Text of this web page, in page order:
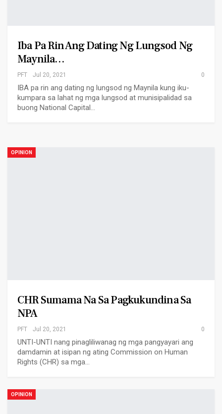
Iba Pa Rin Ang Dating Ng Lungsod Ng
Maynila…
PFT Jul 20, 2021 0
IBA pa rin ang dating ng lungsod ng Maynila kung iku-
kumpara sa lahat ng mga lungsod at munisipalidad sa
buong National Capital…
OPINION
CHR Sumama Na Sa Pagkukundina Sa
NPA
PFT Jul 20, 2021 0
UNTI-UNTI nang pinagliliwanag ng mga pangyayari ang
damdamin at isipan ng ating Commission on Human
Rights (CHR) sa mga…
OPINION